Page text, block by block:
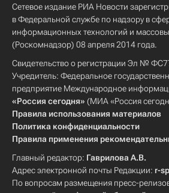
Сетевое издание РИА Новости
в Федеральной службе по надзору в
информационных технологий и
(Роскомнадзор) 08 апреля 2014 года.
Свидетельство о регистрации Эл №
Учредитель: Федеральное
предприятие Международное
«Россия сегодня» (МИА «Россия
Правила использования материалов
Политика конфиденциальности
Правила применения
Главный редактор: Гаврилова А.В.
Адрес электронной почты Редакции: r-
По вопросам размещения пресс-